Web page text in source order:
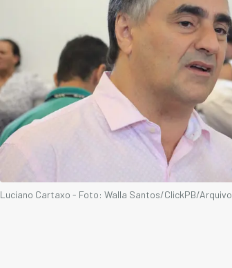
Luciano Cartaxo - Foto: Walla Santos/ClickPB/Arquivo